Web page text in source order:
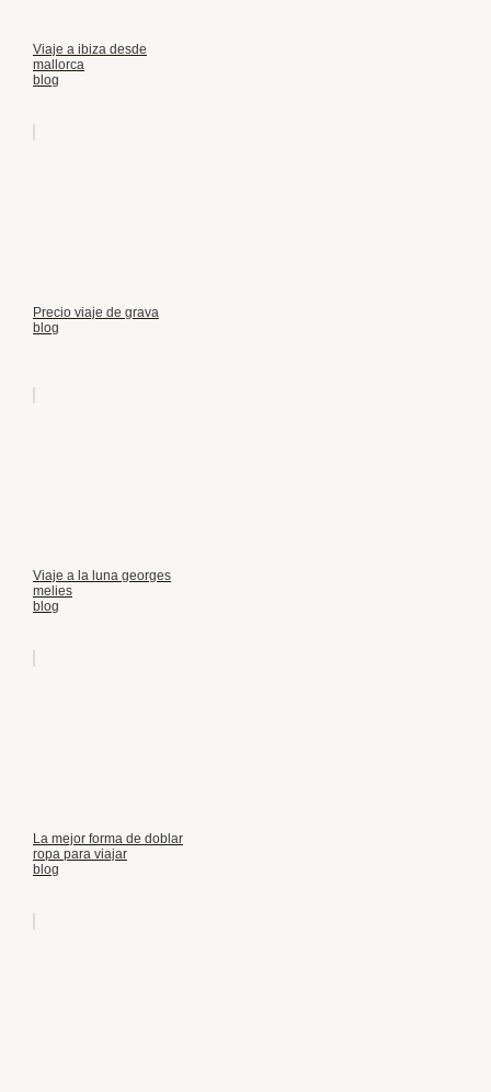
Viaje a ibiza desde
mallorca
blog
Precio viaje de grava
blog
Viaje a la luna georges
melies
blog
La mejor forma de doblar
ropa para viajar
blog